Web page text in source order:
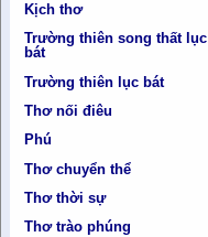
Kịch thơ
Trường thiên song thất lục
bát
Trường thiên lục bát
Thơ nối điêu
Phú
Thơ chuyển thể
Thơ thời sự
Thơ trào phúng